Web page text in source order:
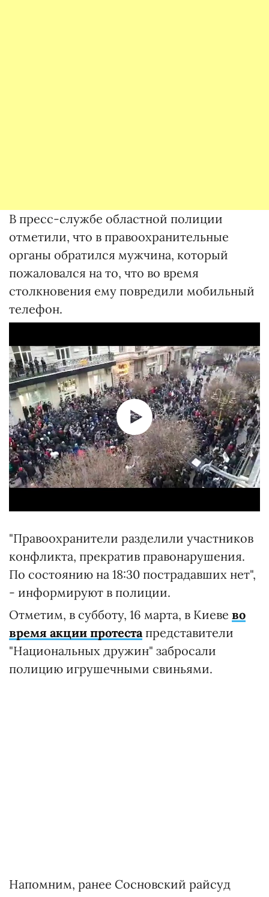
В пресс-службе областной полиции
отметили, что в правоохранительные
органы обратился мужчина, который
пожаловался на то, что во время
столкновения ему повредили мобильный
телефон.
"Правоохранители разделили участников
конфликта, прекратив правонарушения.
По состоянию на 18:30 пострадавших нет",
- информируют в полиции.
Отметим, в субботу, 16 марта, в Киеве во
время акции протеста представители
"Национальных дружин" забросали
полицию игрушечными свиньями.
Напомним, ранее Сосновский райсуд